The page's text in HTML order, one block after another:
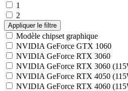
1
2
Modèle chipset graphique
NVIDIA GeForce GTX 1060
NVIDIA GeForce RTX 3060
NVIDIA GeForce RTX 3060
NVIDIA GeForce RTX 4050
NVIDIA GeForce RTX 4060